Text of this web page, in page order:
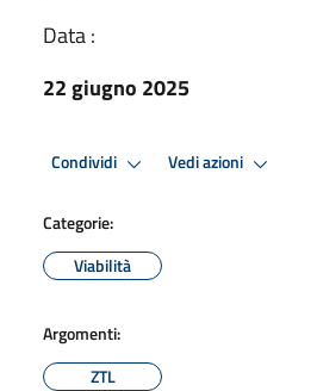
Data :
22 giugno 2025
Condividi Vedi azioni
Categorie:
Viabilità
Argomenti:
ZTL